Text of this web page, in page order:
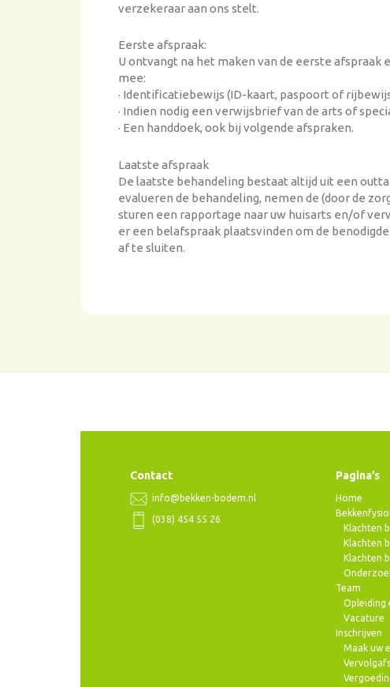
verzekeraar aan ons stelt.
Eerste afspraak:
U ontvangt na het maken van de eerste afspraak
mee:
· Identificatiebewijs (ID-kaart, paspoort of
· Indien nodig een verwijsbrief van de arts of
· Een handdoek, ook bij volgende afspraken.
Laatste afspraak
De laatste behandeling bestaat altijd uit een
evalueren de behandeling, nemen de (door de
sturen een rapportage naar uw huisarts en/of
er een belafspraak plaatsvinden om de
af te sluiten.
Contact
info@bekken-bodem.nl
(038) 454 55 26
Pagina’s
Home
Klachten
Klachten
Klachten
Team
Opleiding
Vacature
Inschrijven
Maak uw